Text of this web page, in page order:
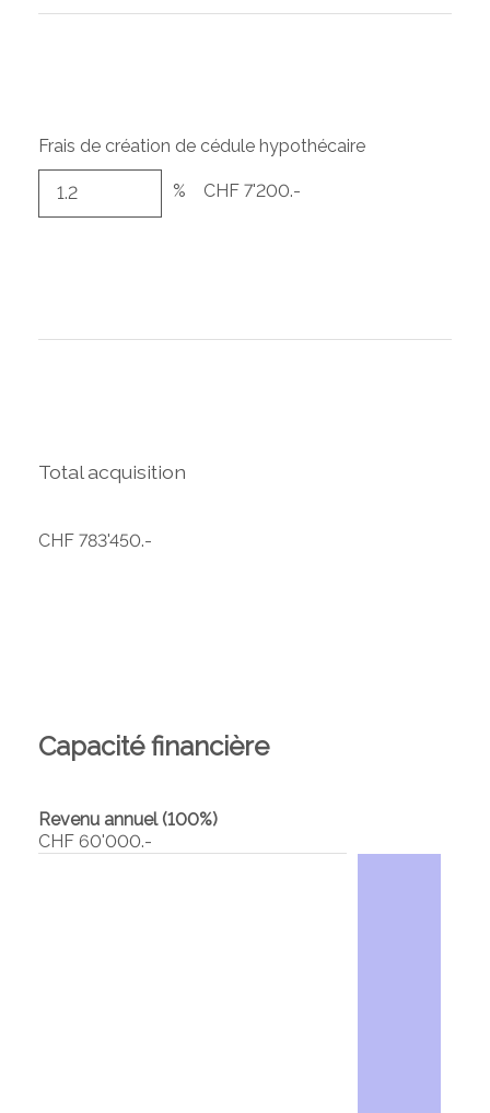
Frais de création de cédule hypothécaire
% CHF 7'200.-
Total acquisition
CHF 783'450.-
Capacité financière
Revenu annuel (100%)
CHF 60'000.-